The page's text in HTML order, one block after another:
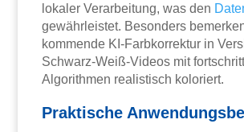
lokaler Verarbeitung, was den
gewährleistet. Besonders
kommende KI-Farbkorrektur in
Schwarz-Weiß-Videos mit
Algorithmen realistisch koloriert.
Praktische